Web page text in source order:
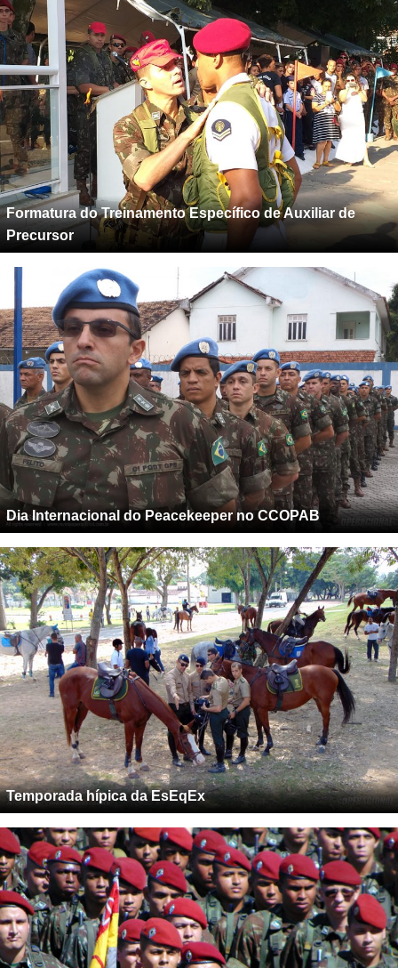
Formatura do Treinamento Específico de Auxiliar de
Precursor
Dia Internacional do Peacekeeper no CCOPAB
Temporada hípica da EsEqEx